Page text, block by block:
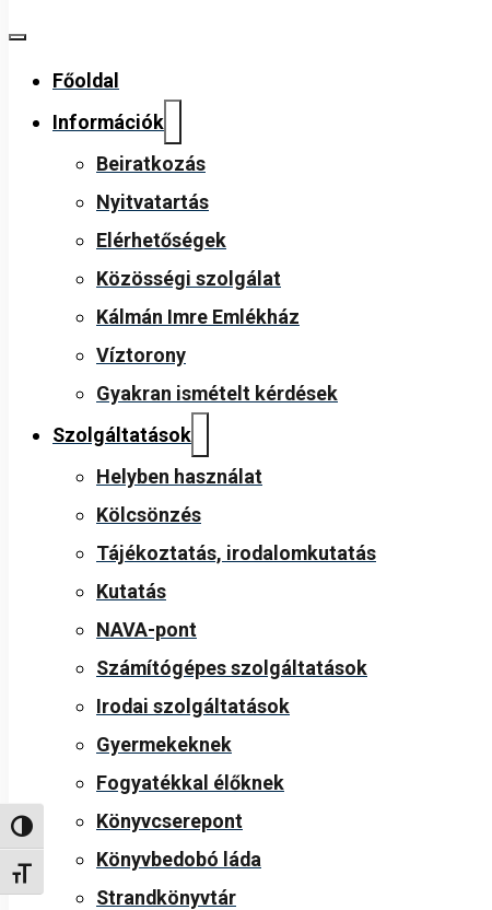
Nagy kontraszt váltása
Betűméret váltása
Főoldal
Információk
Beiratkozás
Nyitvatartás
Elérhetőségek
Közösségi szolgálat
Kálmán Imre Emlékház
Víztorony
Gyakran ismételt kérdések
Szolgáltatások
Helyben használat
Kölcsönzés
Tájékoztatás, irodalomkutatás
Kutatás
NAVA-pont
Számítógépes szolgáltatások
Irodai szolgáltatások
Gyermekeknek
Fogyatékkal élőknek
Könyvcserepont
Könyvbedobó láda
Strandkönyvtár